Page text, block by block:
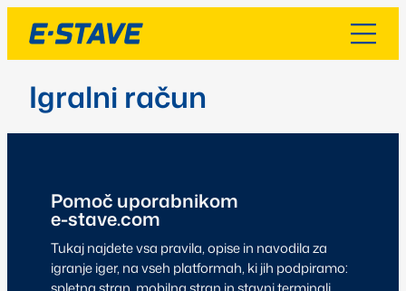
Igralni račun
Pomoč uporabnikom
e-stave.com
Tukaj najdete vsa pravila, opise in navodila za
igranje iger, na vseh platformah, ki jih podpiramo: